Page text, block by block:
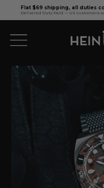
Flat $69 shipping, all duties
Delivered Duty Paid — US customers
zum